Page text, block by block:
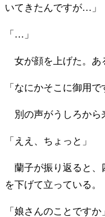
いてきたんですが…」
「…」
女が顔を上げた。あ
「なにかそこに御用で
別の声がうしろから
「ええ、ちょっと」
蘭子が振り返ると、
を下げて立っている。
「娘さんのことですか